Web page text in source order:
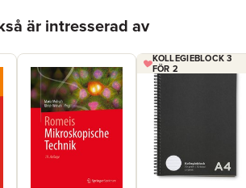
är intresserad av
KOLLEGIEBLOCK 3
FÖR 2